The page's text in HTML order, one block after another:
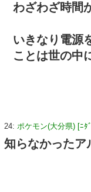
わざわざ時間
いきなり電源
ことは世の中
24: ポケモン(大分県) [ﾆﾀ
知らなかったア